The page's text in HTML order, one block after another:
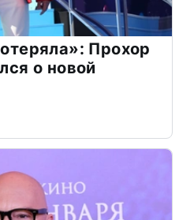
Прохор
о новой